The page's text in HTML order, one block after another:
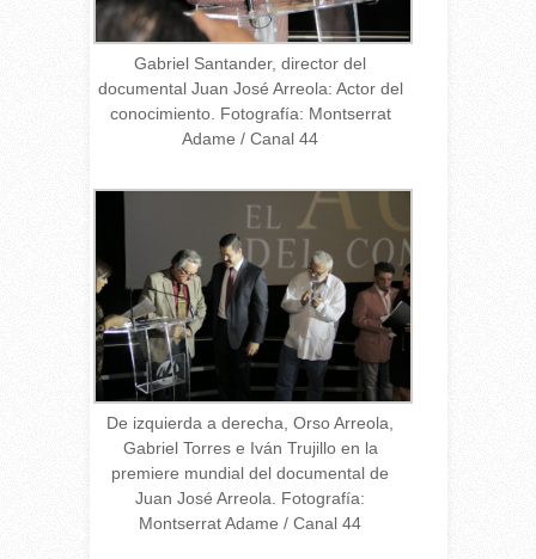
Gabriel Santander, director del
documental Juan José Arreola: Actor del
conocimiento. Fotografía: Montserrat
Adame / Canal 44
De izquierda a derecha, Orso Arreola,
Gabriel Torres e Iván Trujillo en la
premiere mundial del documental de
Juan José Arreola. Fotografía:
Montserrat Adame / Canal 44